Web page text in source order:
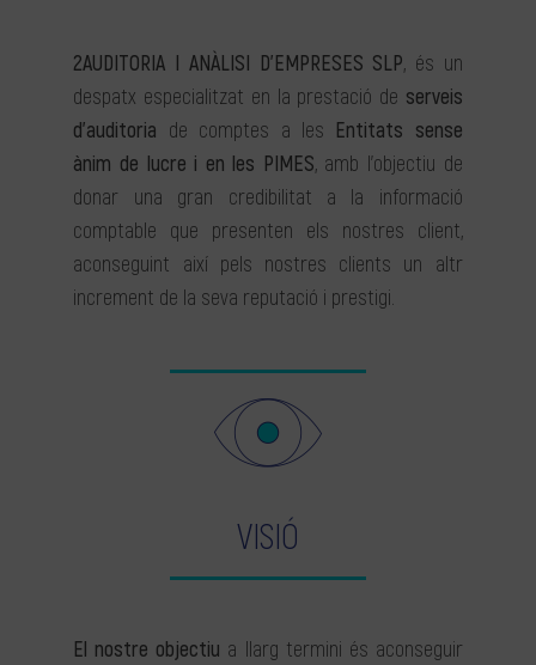
2AUDITORIA I ANÀLISI D’EMPRESES SLP, és un
despatx especialitzat en la prestació de serveis
d’auditoria de comptes a les Entitats sense
ànim de lucre i en les PIMES, amb l’objectiu de
donar una gran credibilitat a la informació
comptable que presenten els nostres client,
aconseguint així pels nostres clients un altr
increment de la seva reputació i prestigi.
VISIÓ
El nostre objectiu a llarg termini és aconseguir